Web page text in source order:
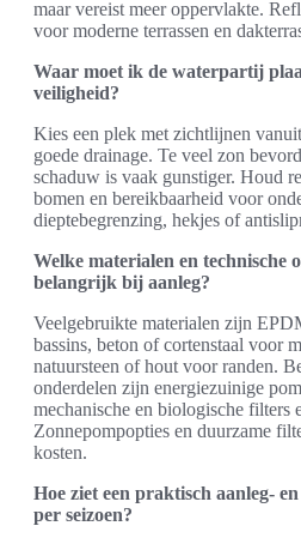
maar vereist meer oppervlakte.
voor moderne terrassen en
Waar moet ik de waterpartij
veiligheid?
Kies een plek met zichtlijnen
goede drainage. Te veel zon
schaduw is vaak gunstiger. Houd
bomen en bereikbaarheid voor
dieptebegrenzing, hekjes of
Welke materialen en technische
belangrijk bij aanleg?
Veelgebruikte materialen zijn
bassins, beton of cortenstaal voor
natuursteen of hout voor randen.
onderdelen zijn energiezuinige
mechanische en biologische filters
Zonnepompopties en duurzame
kosten.
Hoe ziet een praktisch aanleg-
per seizoen?